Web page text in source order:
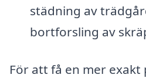
städning av
bortforsling av
För att få en mer